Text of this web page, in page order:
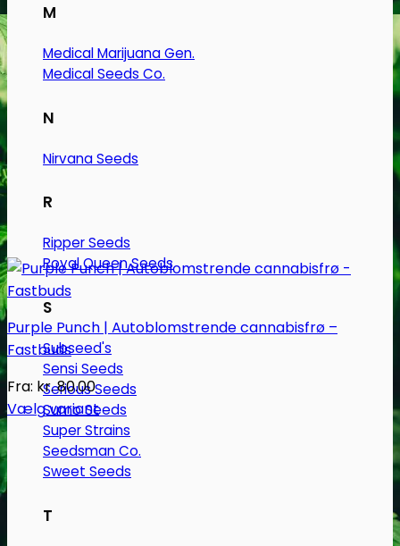
M
Medical Marijuana Gen.
Medical Seeds Co.
N
Nirvana Seeds
R
Ripper Seeds
Royal Queen Seeds
S
Subseed's
Sensi Seeds
Serious Seeds
Sumo Seeds
Super Strains
Seedsman Co.
Sweet Seeds
T
på
varesiden
Purple Punch | Autoblomstrende cannabisfrø –
Fastbuds
Fra: kr.80.00
Vælg variant
Dette
vare
har
flere
varianter.